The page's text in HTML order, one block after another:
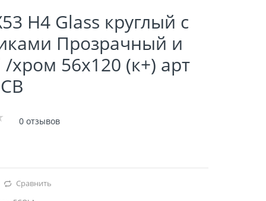
H4 Glass круглый с
Прозрачный и
/хром 56x120 (к+) арт
0 отзывов
Сравнить